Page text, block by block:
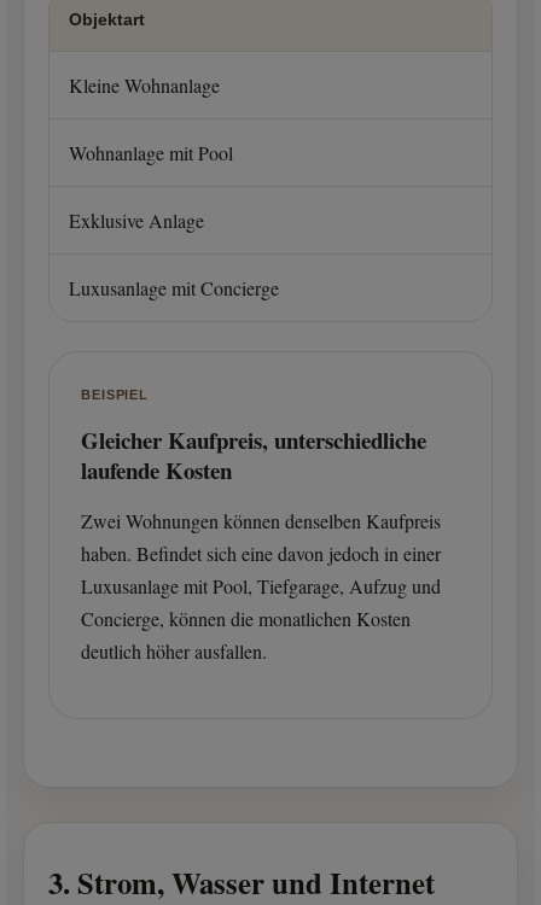
Objektart
Kleine Wohnanlage
Wohnanlage mit Pool
Exklusive Anlage
Luxusanlage mit Concierge
BEISPIEL
Gleicher Kaufpreis, unterschiedliche
laufende Kosten
Zwei Wohnungen können denselben Kaufpreis
haben. Befindet sich eine davon jedoch in einer
Luxusanlage mit Pool, Tiefgarage, Aufzug und
Concierge, können die monatlichen Kosten
deutlich höher ausfallen.
3. Strom, Wasser und Internet